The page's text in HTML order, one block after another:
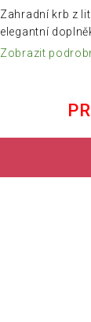
Zahradní krb z
elegantní
Zobrazit